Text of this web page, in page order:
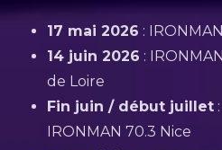
17 mai 2026 :
14 juin 2026 :
de Loire
Fin juin / début juillet
IRONMAN 70.3 Nice